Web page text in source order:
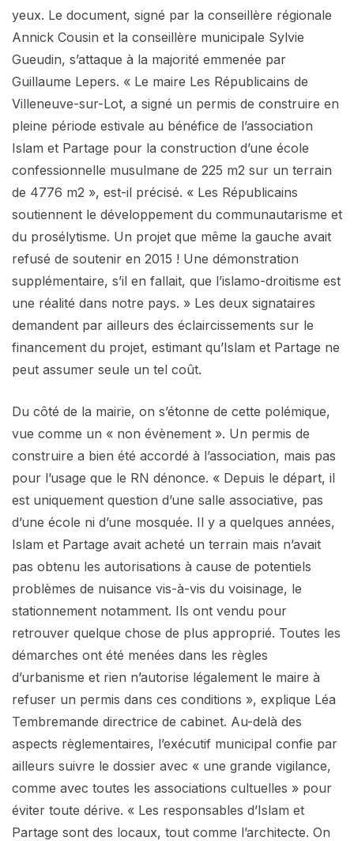
yeux. Le document, signé par la conseillère régionale
Annick Cousin et la conseillère municipale Sylvie
Gueudin, s’attaque à la majorité emmenée par
Guillaume Lepers. « Le maire Les Républicains de
Villeneuve-sur-Lot, a signé un permis de construire en
pleine période estivale au bénéfice de l’association
Islam et Partage pour la construction d’une école
confessionnelle musulmane de 225 m2 sur un terrain
de 4776 m2 », est-il précisé. « Les Républicains
soutiennent le développement du communautarisme et
du prosélytisme. Un projet que même la gauche avait
refusé de soutenir en 2015 ! Une démonstration
supplémentaire, s’il en fallait, que l’islamo-droitisme est
une réalité dans notre pays. » Les deux signataires
demandent par ailleurs des éclaircissements sur le
financement du projet, estimant qu’Islam et Partage ne
peut assumer seule un tel coût.
Du côté de la mairie, on s’étonne de cette polémique,
vue comme un « non évènement ». Un permis de
construire a bien été accordé à l’association, mais pas
pour l’usage que le RN dénonce. « Depuis le départ, il
est uniquement question d’une salle associative, pas
d’une école ni d’une mosquée. Il y a quelques années,
Islam et Partage avait acheté un terrain mais n’avait
pas obtenu les autorisations à cause de potentiels
problèmes de nuisance vis-à-vis du voisinage, le
stationnement notamment. Ils ont vendu pour
retrouver quelque chose de plus approprié. Toutes les
démarches ont été menées dans les règles
d’urbanisme et rien n’autorise légalement le maire à
refuser un permis dans ces conditions », explique Léa
Tembremande directrice de cabinet. Au-delà des
aspects règlementaires, l’exécutif municipal confie par
ailleurs suivre le dossier avec « une grande vigilance,
comme avec toutes les associations cultuelles » pour
éviter toute dérive. « Les responsables d’Islam et
Partage sont des locaux, tout comme l’architecte. On